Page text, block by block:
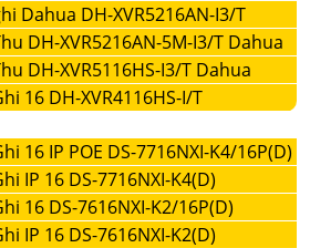
Dahua DH-XVR5216AN-I3/T
DH-XVR5216AN-5M-I3/T Dahua
DH-XVR5116HS-I3/T Dahua
16 DH-XVR4116HS-I/T
16 IP POE DS-7716NXI-K4/16P(D)
IP 16 DS-7716NXI-K4(D)
16 DS-7616NXI-K2/16P(D)
IP 16 DS-7616NXI-K2(D)